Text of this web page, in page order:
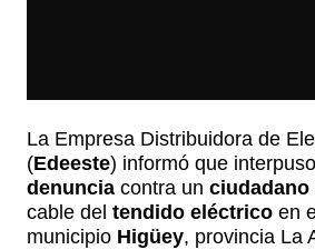
La Empresa Distribuidora de
(Edeeste) informó que interpuso
denuncia contra un ciudadano
cable del tendido eléctrico en
municipio Higüey, provincia La